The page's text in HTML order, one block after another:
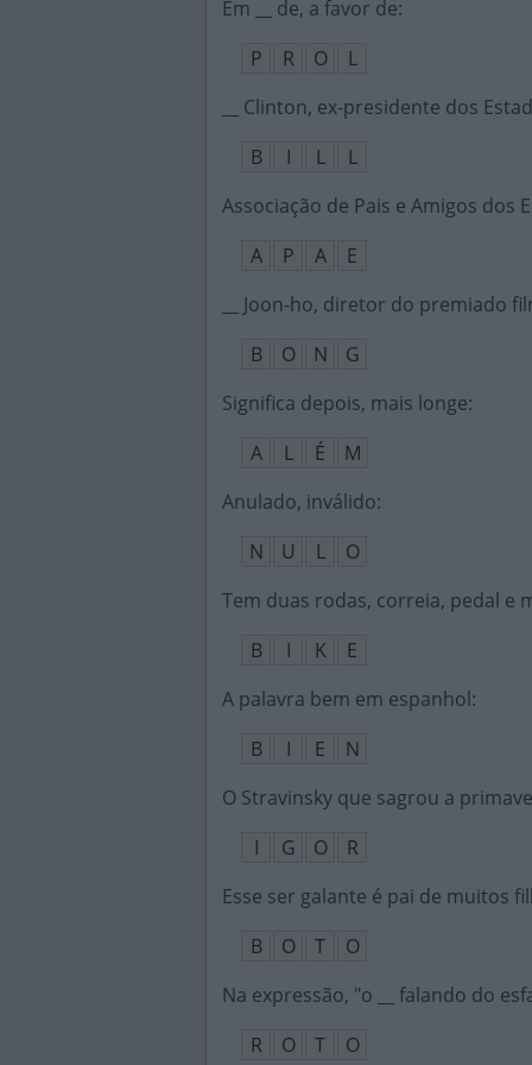
Em __ de, a favor de:
P
R O
L
__ Clinton, ex-presidente dos
B
I L
L
Associação de Pais e Amigos dos
A
P A
E
__ Joon-ho, diretor do premiado
B
O N
G
Significa depois, mais longe:
A
L É
M
Anulado, inválido:
N
U L
O
Tem duas rodas, correia, pedal e
B
I K
E
A palavra bem em espanhol:
B
I E
N
O Stravinsky que sagrou a
I
G O
R
Esse ser galante é pai de muitos
B
O T
O
Na expressão, "o __ falando do
R
O T O